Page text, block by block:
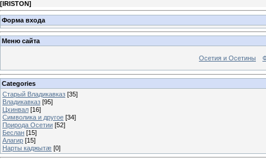
[IRISTON]
Форма входа
Меню сайта
Осетия и Осетины
Categories
Старый Владикавказ [35]
Владикавказ [95]
Цхинвал [16]
Символика и другое [34]
Природа Осетии [52]
Беслан [15]
Алагир [15]
Нарты каджытæ [0]